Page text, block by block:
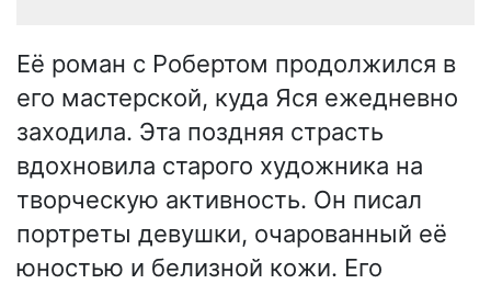
Её роман с Робертом продолжился в
его мастерской, куда Яся ежедневно
заходила. Эта поздняя страсть
вдохновила старого художника на
творческую активность. Он писал
портреты девушки, очарованный её
юностью и белизной кожи. Его